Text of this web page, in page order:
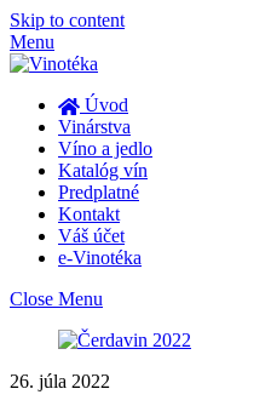
Skip to content
Menu
Úvod
Vinárstva
Víno a jedlo
Katalóg vín
Predplatné
Kontakt
Váš účet
e-Vinotéka
Close Menu
26. júla 2022